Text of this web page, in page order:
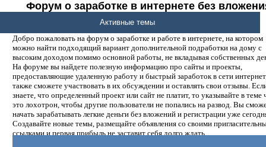
Форум о заработке в интернете без
денег.
Добро пожаловать на форум о заработке и работе в интернете, на котором
можно найти подходящий вариант дополнительной подработки на дому с
высоким доходом помимо основной работы, не вкладывая собственных
На форуме вы найдете полезную информацию про сайты и проекты,
предоставляющие удаленную работу и быстрый заработок в сети
также сможете участвовать в их обсуждении и оставлять свои отзывы.
знаете, что определенный проект или сайт не платит, то указывайте в теме
это лохотрон, чтобы другие пользователи не попались на развод. Вы
начать зарабатывать легкие деньги без вложений и регистрации уже
Создавайте новые темы, размещайте объявления со своими
ссылками и первая прибыль не заставит себя долго ждать.
Активные темы